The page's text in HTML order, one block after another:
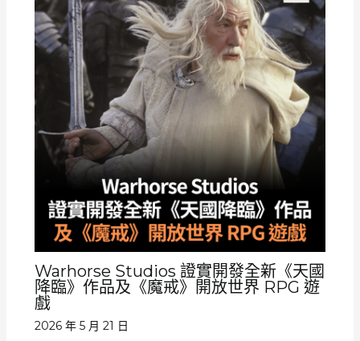
Warhorse Studios 證實開發全新《天國
降臨》作品及《魔戒》開放世界 RPG 遊
戲
2026 年 5 月 21 日